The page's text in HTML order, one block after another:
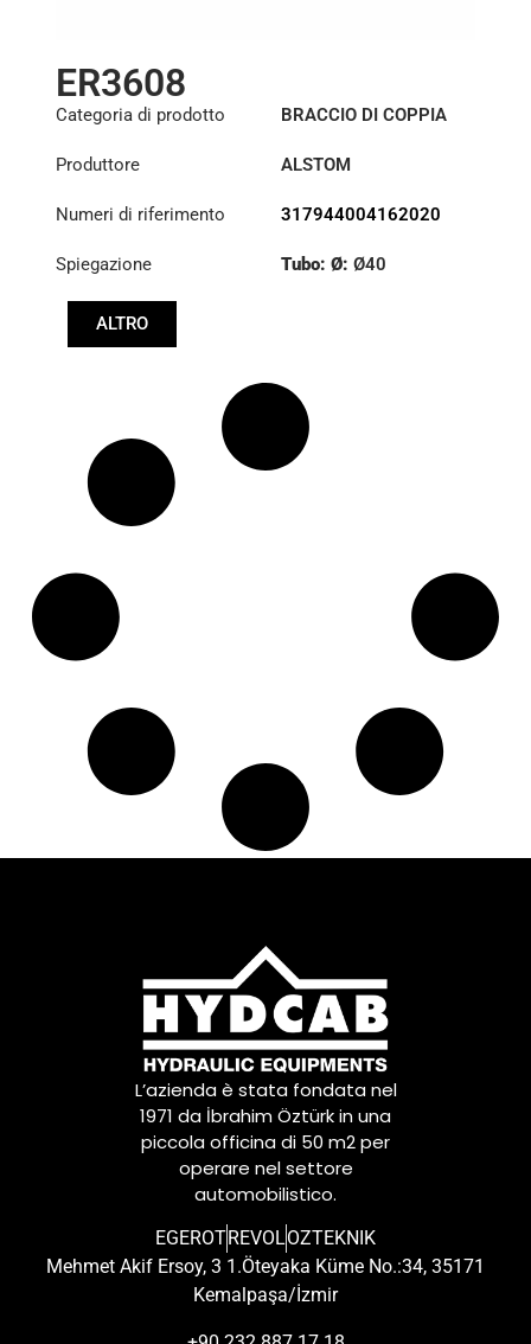
ER3608
Categoria di prodotto BRACCIO DI COPPIA
Produttore ALSTOM
Numeri di riferimento 317944004162020
Spiegazione Tubo: Ø: Ø40
ALTRO
L’azienda è stata fondata nel
1971 da İbrahim Öztürk in una
piccola officina di 50 m2 per
operare nel settore
automobilistico.
EGEROTREVOLOZTEKNIK
Mehmet Akif Ersoy, 3 1.Öteyaka Küme No.:34, 35171
Kemalpaşa/İzmir